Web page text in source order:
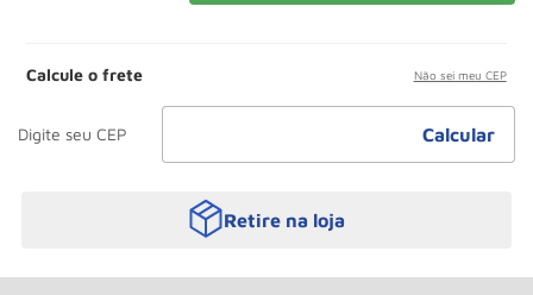
Calcule o frete Não sei meu CEP
Retire na loja